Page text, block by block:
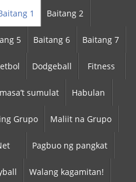
1 Baitang 2
5 Baitang 6 Baitang 7
Dodgeball Fitness
sumulat Habulan
Grupo Maliit na Grupo
Pagbuo ng pangkat
Walang kagamitan!